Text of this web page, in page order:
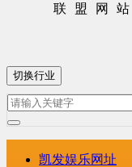
联盟网站
切换行业
凯发娱乐网址